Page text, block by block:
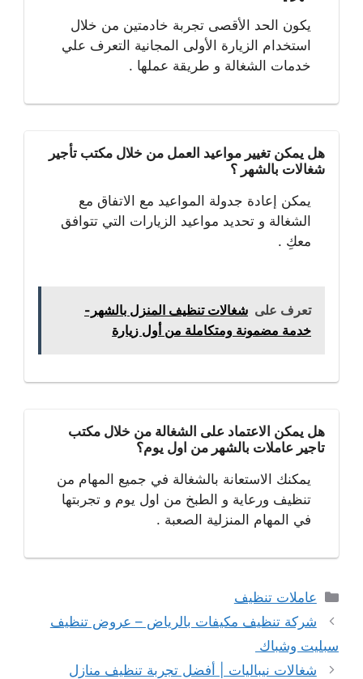
يكون الحد الأقصى تجربة خادمتين من خلال
استخدام الزيارة الأولى المجانية التعرف علي
خدمات الشغالة و طريقة عملها .
هل يمكن تغيير مواعيد العمل من خلال مكتب تأجير
شغالات بالشهر ؟
يمكن إعادة جدولة المواعيد مع الاتفاق مع
الشغالة و تحديد مواعيد الزيارات التي تتوافق
معكِ .
تعرف على شغالات تنظيف المنزل بالشهر-
خدمة مضمونة ومتكاملة من أول زيارة
هل يمكن الاعتماد على الشغالة من خلال مكتب
تاجير عاملات بالشهر من اول يوم؟
يمكنك الاستعانة بالشغالة في جميع المهام من
تنظيف ورعاية و الطبخ من اول يوم و تجربتها
في المهام المنزلية الصعبة .
التصنيفات
عاملات تنظيف
شركة تنظيف مكيفات بالرياض – عروض تنظيف
سبليت وشباك
شغالات نيباليات | أفضل تجربة تنظيف منازل